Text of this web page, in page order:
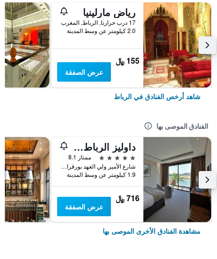
رياض مارلينيا
17 درب حرارتا, الرباط, المغرب
2.0 كيلومتر عن وسط المدينة
155 ﷼
عرض الصفقة
شاهد أرخص الفنادق في الرباط
الفنادق الموصى بها
داوليز الرباط آرت آند سبا
5 نجوم
ممتاز 8.1
شارع الأمير ولي العهد بورقراق, الرباط, المغرب
1.9 كيلومتر عن وسط المدينة
716 ﷼
عرض الصفقة
مشاهدة الفنادق الأخرى الموصى بها